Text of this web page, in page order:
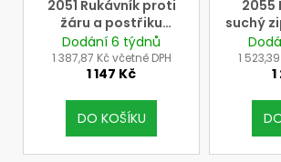
2051 Rukávník proti
žáru a postřiku
taveninou, 40 cm
Dodání 6 týdnů
1 387,87 Kč včetně DPH
1 147 Kč
DO KOŠÍKU
2055 Kamaše na
suchý
1